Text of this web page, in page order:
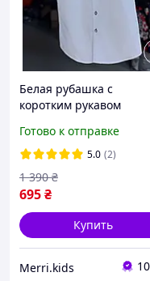
Белая рубашка с
коротким рукавом
детская нарядная
рубашка воротник
на школу на 146см
Готово к отправке
5.0 (2)
695₴
1 390 ₴
Купить
Merri.kids